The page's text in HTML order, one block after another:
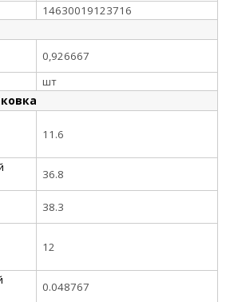
14630019123716
0,926667
шт
11.6
36.8
38.3
12
0.048767